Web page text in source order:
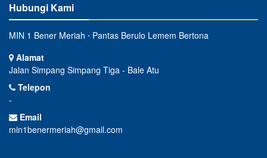
Hubungi Kami
MIN 1 Bener Meriah ⋅ Pantas Berulo Lemem Bertona
Alamat
Jalan Simpang Simpang Tiga - Bale Atu
Telepon
-
Email
min1benermeriah@gmail.com